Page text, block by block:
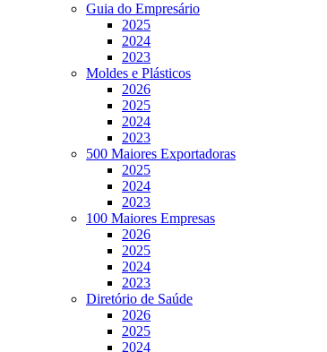
Guia do Empresário
2025
2024
2023
Moldes e Plásticos
2026
2025
2024
2023
500 Maiores Exportadoras
2025
2024
2023
100 Maiores Empresas
2026
2025
2024
2023
Diretório de Saúde
2026
2025
2024